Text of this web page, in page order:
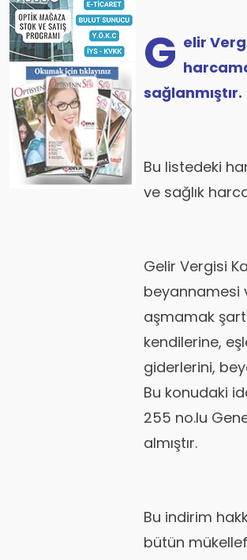
G elir
sağlanmıştır.
Bu listedeki
ve sağlık
Gelir Vergisi
beyannamesi
aşmamak
kendilerine,
giderlerini,
Bu konudaki
255 no.lu
almıştır.
Bu indirim
bütün